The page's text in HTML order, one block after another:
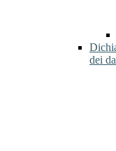
dei